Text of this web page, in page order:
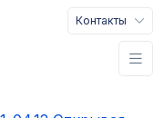
Контакты